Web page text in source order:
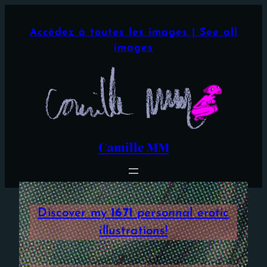
Accédez à toutes les images | See all
images
Camille MM
Discover my1671personnal erotic
illustrations!